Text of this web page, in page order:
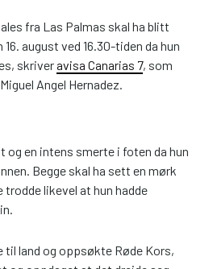
fra Las Palmas skal ha blitt
august ved 16.30-tiden da hun
skriveravisa Canarias 7, som
Angel Hernadez.
og en intens smerte i foten da hun
Begge skal ha sett en mørk
trodde likevel at hun hadde
til land og oppsøkte Røde Kors,